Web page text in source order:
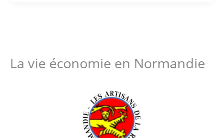
La vie économie en Normandie